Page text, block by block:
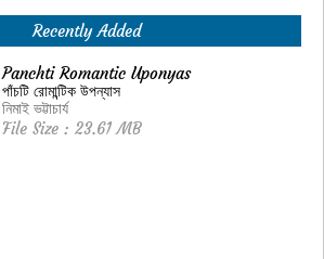
Recently Added
Panchti Romantic Uponyas
পাঁচটি রোমান্টিক উপন্যাস
নিমাই ভট্টাচার্য
File Size : 23.61 MB